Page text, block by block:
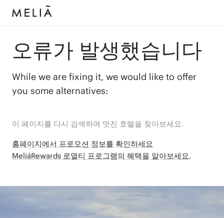
오류가 발생했습니다
While we are fixing it, we would like to offer
you some alternatives:
이 페이지를 다시 검색하여 멋진 호텔을 찾아보세요.
홈페이지에서 프로모션 정보를 확인하세요
MeliáRewards 로열티 프로그램의 혜택을 알아보세요.